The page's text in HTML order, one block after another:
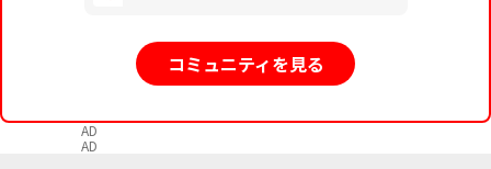
コミュニティを見る
AD
AD